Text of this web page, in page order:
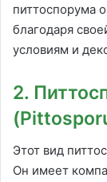
питтоспорума
благодаря
условиям и
2.
Этот вид
Он имеет